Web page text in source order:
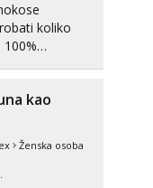
koliko
videa s
kao
Ženska osoba